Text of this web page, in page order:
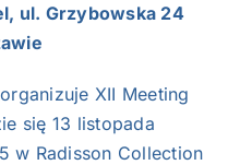
ul. Grzybowska 24
XII Meeting
się 13 listopada
w Radisson Collection